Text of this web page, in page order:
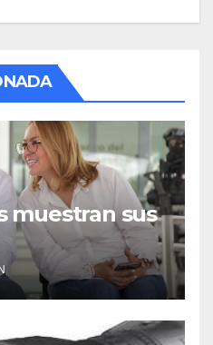
muestran sus